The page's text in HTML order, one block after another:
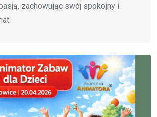
zachowując swój spokojny i